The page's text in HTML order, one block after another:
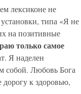
лексиконе не
типа «Я не
на позитивные
только самое
Я наделен
собой. Любовь Бога
дорогу к здоровью,